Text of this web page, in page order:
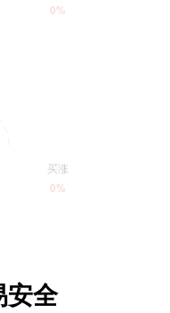
0%
买涨
0%
安全